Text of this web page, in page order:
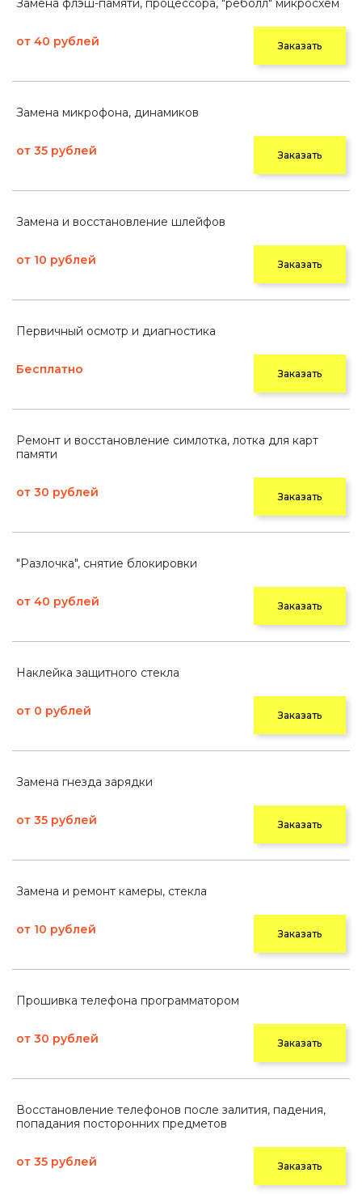
Замена флэш-памяти, процессора, "реболл" микросхем
от 40 рублей Заказать
Замена микрофона, динамиков
от 35 рублей Заказать
Замена и восстановление шлейфов
от 10 рублей Заказать
Первичный осмотр и диагностика
Бесплатно Заказать
Ремонт и восстановление симлотка, лотка для карт
памяти
от 30 рублей Заказать
"Разлочка", снятие блокировки
от 40 рублей Заказать
Наклейка защитного стекла
от 0 рублей Заказать
Замена гнезда зарядки
от 35 рублей Заказать
Замена и ремонт камеры, стекла
от 10 рублей Заказать
Прошивка телефона программатором
от 30 рублей Заказать
Восстановление телефонов после залития, падения,
попадания посторонних предметов
от 35 рублей Заказать